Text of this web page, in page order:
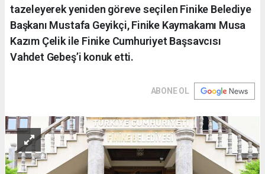
tazeleyerek yeniden göreve seçilen Finike Belediye
Başkanı Mustafa Geyikçi, Finike Kaymakamı Musa
Kazım Çelik ile Finike Cumhuriyet Başsavcısı
Vahdet Gebeş’i konuk etti.
ABONE OL